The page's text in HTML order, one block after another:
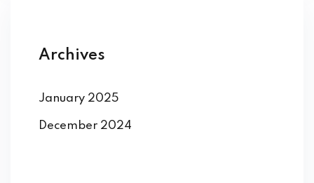
Archives
January 2025
December 2024